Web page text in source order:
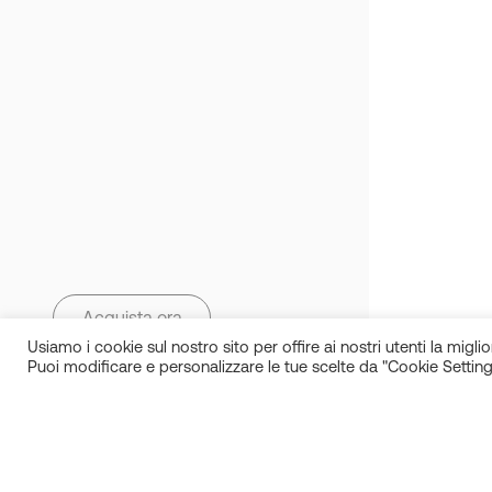
Acquista ora
Usiamo i cookie sul nostro sito per offire ai nostri utenti la
Puoi modificare e personalizzare le tue scelte da "Cookie